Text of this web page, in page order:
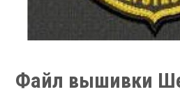
Файл вышивки